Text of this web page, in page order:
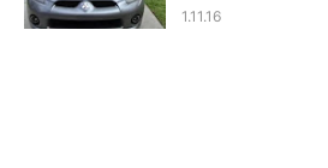
1.11.16